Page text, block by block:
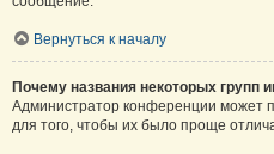
Вернуться к началу
Почему названия некоторых групп
Администратор конференции может
для того, чтобы их было проще